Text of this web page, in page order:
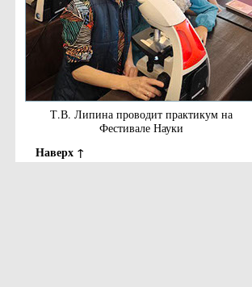
Т.В. Липина проводит практикум на
Фестивале Науки
Наверх ↑